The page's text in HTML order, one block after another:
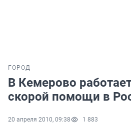
ГОРОД
В Кемерово
скорой помощи в
20 апреля 2010, 09:38 1 883